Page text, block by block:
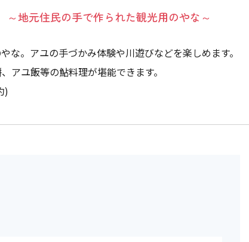
～地元住民の手で作られた観光用のやな～
な。アユの手づかみ体験や川遊びなどを楽しめます。
アユ飯等の鮎料理が堪能できます。
)